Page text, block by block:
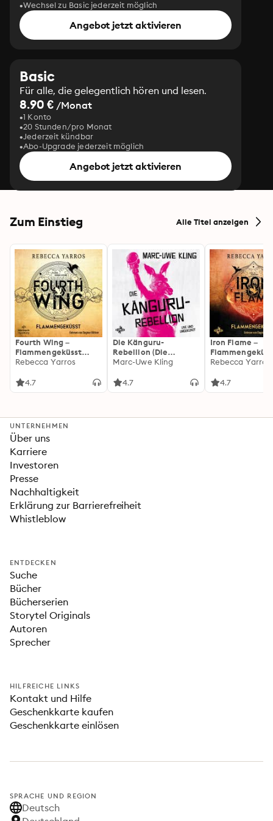
Wechsel zu Basic jederzeit möglich
Angebot jetzt aktivieren
Basic
Für alle, die gelegentlich hören und lesen.
8.90 € /Monat
1 Konto
20 Stunden/pro Monat
Jederzeit kündbar
Abo-Upgrade jederzeit möglich
Angebot jetzt aktivieren
Zum Einstieg Alle Titel anzeigen
Fourth Wing –
Flammengeküsst
(Flammengeküsst-
Rebecca Yarros
4.7
Die Känguru-
Rebellion (Die
Känguru-Werke 5)
Marc-Uwe Kling
4.7
Iron Flame –
heißersehnte
Rebecca Yarros
4.7
UNTERNEHMEN
Über uns
Karriere
Investoren
Presse
Nachhaltigkeit
Erklärung zur Barrierefreiheit
Whistleblow
ENTDECKEN
Suche
Bücher
Bücherserien
Storytel Originals
Autoren
Sprecher
HILFREICHE LINKS
Kontakt und Hilfe
Geschenkkarte kaufen
Geschenkkarte einlösen
SPRACHE UND REGION
Deutsch